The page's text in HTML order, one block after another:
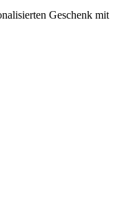
Geschenk mit